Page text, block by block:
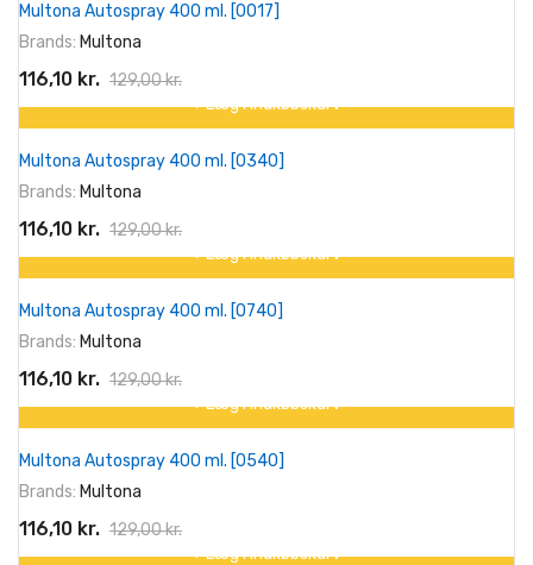
-10%
Multona Autospray 400 ml. [0017]
Brands: Multona
116,10 kr. 129,00 kr.
På tilbud!
-10%
+ Læg I Indkøbskurv
Multona Autospray 400 ml. [0340]
Brands: Multona
116,10 kr. 129,00 kr.
På tilbud!
-10%
+ Læg I Indkøbskurv
Multona Autospray 400 ml. [0740]
Brands: Multona
116,10 kr. 129,00 kr.
På tilbud!
-10%
+ Læg I Indkøbskurv
Multona Autospray 400 ml. [0540]
Brands: Multona
116,10 kr. 129,00 kr.
+ Læg I Indkøbskurv